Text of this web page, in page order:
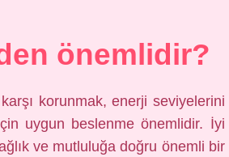
önemlidir?
karşı korunmak, enerji seviyelerini
uygun beslenme önemlidir. İyi
ve mutluluğa doğru önemli bir